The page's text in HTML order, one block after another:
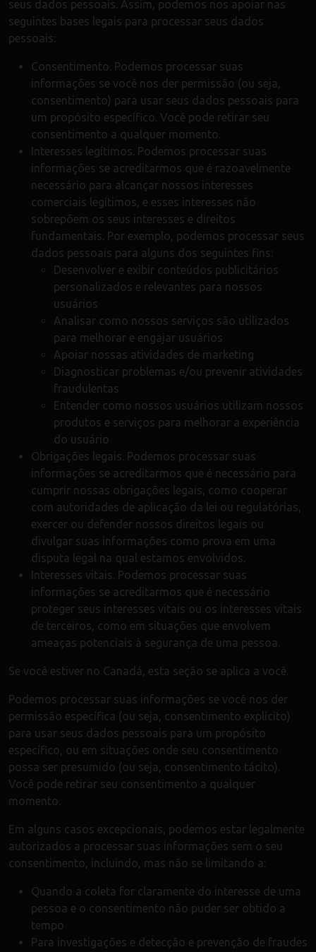
seus dados pessoais. Assim, podemos nos apoiar nas
seguintes bases legais para processar seus dados
pessoais:
Consentimento. Podemos processar suas
informações se você nos der permissão (ou seja,
consentimento) para usar seus dados pessoais para
um propósito específico. Você pode retirar seu
consentimento a qualquer momento.
Interesses legítimos. Podemos processar suas
informações se acreditarmos que é razoavelmente
necessário para alcançar nossos interesses
comerciais legítimos, e esses interesses não
sobrepõem os seus interesses e direitos
fundamentais. Por exemplo, podemos processar seus
dados pessoais para alguns dos seguintes fins:
Desenvolver e exibir conteúdos publicitários
personalizados e relevantes para nossos
usuários
Analisar como nossos serviços são utilizados
para melhorar e engajar usuários
Apoiar nossas atividades de marketing
Diagnosticar problemas e/ou prevenir atividades
fraudulentas
Entender como nossos usuários utilizam nossos
produtos e serviços para melhorar a experiência
do usuário
Obrigações legais. Podemos processar suas
informações se acreditarmos que é necessário para
cumprir nossas obrigações legais, como cooperar
com autoridades de aplicação da lei ou regulatórias,
exercer ou defender nossos direitos legais ou
divulgar suas informações como prova em uma
disputa legal na qual estamos envolvidos.
Interesses vitais. Podemos processar suas
informações se acreditarmos que é necessário
proteger seus interesses vitais ou os interesses vitais
de terceiros, como em situações que envolvem
ameaças potenciais à segurança de uma pessoa.
Se você estiver no Canadá, esta seção se aplica a você.
Podemos processar suas informações se você nos der
permissão específica (ou seja, consentimento explícito)
para usar seus dados pessoais para um propósito
específico, ou em situações onde seu consentimento
possa ser presumido (ou seja, consentimento tácito).
Você pode retirar seu consentimento a qualquer
momento.
Em alguns casos excepcionais, podemos estar legalmente
autorizados a processar suas informações sem o seu
consentimento, incluindo, mas não se limitando a:
Quando a coleta for claramente do interesse de uma
pessoa e o consentimento não puder ser obtido a
tempo
Para investigações e detecção e prevenção de fraudes